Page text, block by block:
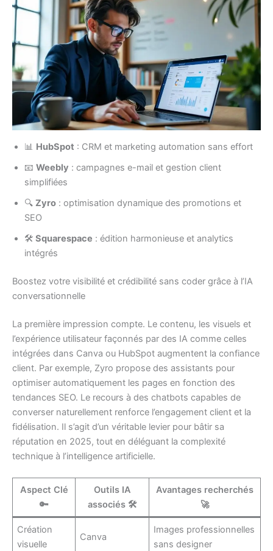
📊 HubSpot : CRM et marketing automation sans effort
📧 Weebly : campagnes e-mail et gestion client
simplifiées
🔍 Zyro : optimisation dynamique des promotions et
SEO
🛠️ Squarespace : édition harmonieuse et analytics
intégrés
Boostez votre visibilité et crédibilité sans coder grâce à l’IA
conversationnelle
La première impression compte. Le contenu, les visuels et
l’expérience utilisateur façonnés par des IA comme celles
intégrées dans Canva ou HubSpot augmentent la confiance
client. Par exemple, Zyro propose des assistants pour
optimiser automatiquement les pages en fonction des
tendances SEO. Le recours à des chatbots capables de
converser naturellement renforce l’engagement client et la
fidélisation. Il s’agit d’un véritable levier pour bâtir sa
réputation en 2025, tout en déléguant la complexité
technique à l’intelligence artificielle.
Aspect Clé
🔑
Outils IA
associés 🛠️
Avantages recherchés
🚀
Création
visuelle
Canva
Images professionnelles
sans designer